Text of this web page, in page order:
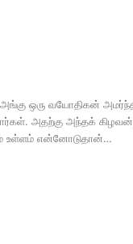
அங்கு ஒரு வயோதிகன்
அதற்கு அந்தக்
உள்ளம் என்னோடுதான்…